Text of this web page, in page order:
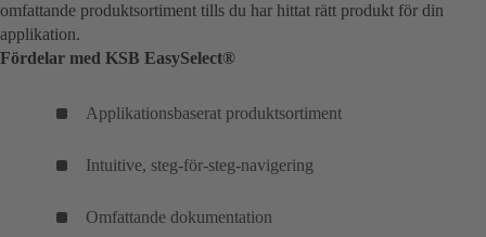
omfattande produktsortiment tills du har hittat rätt produkt för din
applikation.
Fördelar med KSB EasySelect®
Applikationsbaserat produktsortiment
Intuitive, steg-för-steg-navigering
Omfattande dokumentation